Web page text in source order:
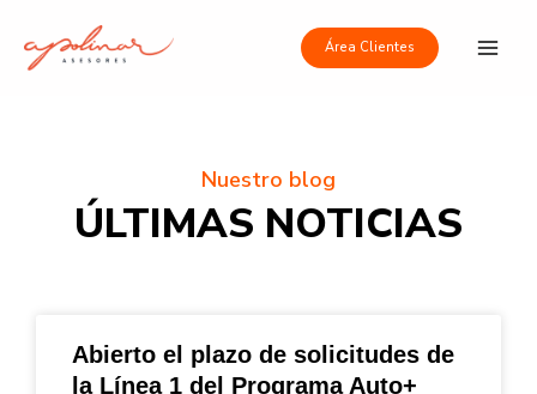
contenido
Área Clientes
Nuestro blog
ÚLTIMAS NOTICIAS
Abierto el plazo de solicitudes de
la Línea 1 del Programa Auto+